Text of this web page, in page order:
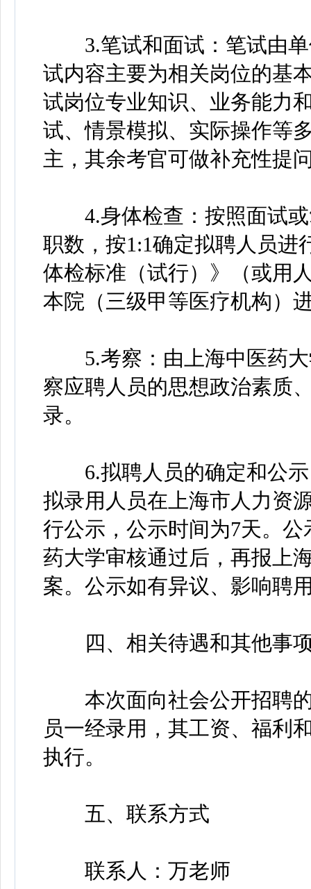
3.笔试和面试：笔试由单
试内容主要为相关岗位的基
试岗位专业知识、业务能力
试、情景模拟、实际操作等
主，其余考官可做补充性提
4.身体检查：按照面试或
职数，按1:1确定拟聘人员进
体检标准（试行）》（或用
本院（三级甲等医疗机构）
5.考察：由上海中医药大
察应聘人员的思想政治素质
录。
6.拟聘人员的确定和公示
拟录用人员在上海市人力资
行公示，公示时间为7天。
药大学审核通过后，再报上
案。公示如有异议、影响聘
四、相关待遇和其他事
本次面向社会公开招聘的
员一经录用，其工资、福利
执行。
五、联系方式
联系人：万老师